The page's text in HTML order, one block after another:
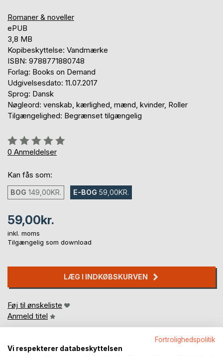
Romaner & noveller
ePUB
3,8 MB
Kopibeskyttelse: Vandmærke
ISBN: 9788771880748
Forlag: Books on Demand
Udgivelsesdato: 11.07.2017
Sprog: Dansk
Nøgleord: venskab, kærlighed, mænd, kvinder, Roller
Tilgængelighed: Begrænset tilgængelig
Anmeldelse::
0%
0 Anmeldelser
Kan fås som:
BOG 149,00KR. E-BOG 59,00KR.
59,00kr.
inkl. moms
Tilgængelig som download
LÆG I INDKØBSKURVEN
Føj til ønskeliste
Anmeld titel
Fortrolighedspolitik
Vi respekterer databeskyttelsen